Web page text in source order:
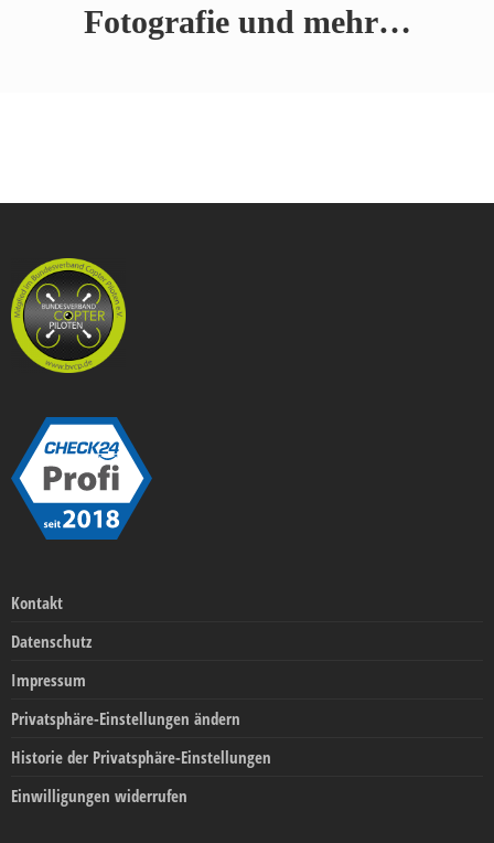
Fotografie und mehr…
Kontakt
Datenschutz
Impressum
Privatsphäre-Einstellungen ändern
Historie der Privatsphäre-Einstellungen
Einwilligungen widerrufen